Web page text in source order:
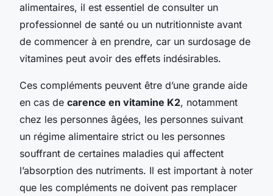
alimentaires, il est essentiel de consulter un
professionnel de santé ou un nutritionniste avant
de commencer à en prendre, car un surdosage de
vitamines peut avoir des effets indésirables.
Ces compléments peuvent être d’une grande aide
en cas de carence en vitamine K2, notamment
chez les personnes âgées, les personnes suivant
un régime alimentaire strict ou les personnes
souffrant de certaines maladies qui affectent
l’absorption des nutriments. Il est important à noter
que les compléments ne doivent pas remplacer